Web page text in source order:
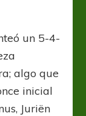
un 5-4-
algo que
inicial
Juriën